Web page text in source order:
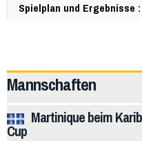
Spielplan und Ergebnisse :
Mannschaften
Martinique beim
Cup